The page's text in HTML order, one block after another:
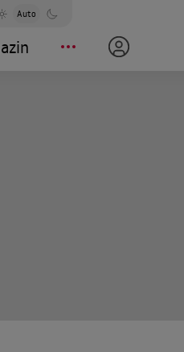
Auto